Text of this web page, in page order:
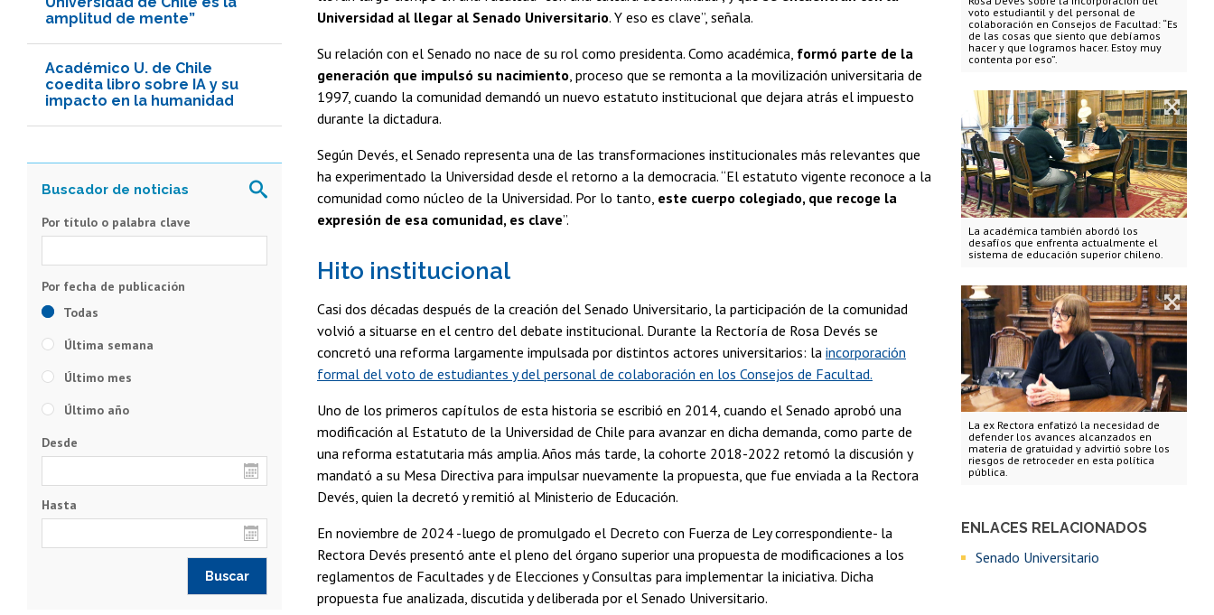
amplitud de mente”
Académico U. de Chile
coedita libro sobre IA y su
impacto en la humanidad
voto estudiantil y del personal de
colaboración en Consejos de Facultad: “Es
de las cosas que siento que debíamos
hacer y que logramos hacer. Estoy muy
contenta por eso”.
La académica también abordó los
desafíos que enfrenta actualmente el
sistema de educación superior chileno.
La ex Rectora enfatizó la necesidad de
defender los avances alcanzados en
materia de gratuidad y advirtió sobre los
riesgos de retroceder en esta política
pública.
ENLACES RELACIONADOS
Senado Universitario
Universidad al llegar al Senado Universitario. Y eso es clave”, señala.
Su relación con el Senado no nace de su rol como presidenta. Como académica, formó parte de la
generación que impulsó su nacimiento , proceso que se remonta a la movilización universitaria de
1997, cuando la comunidad demandó un nuevo estatuto institucional que dejara atrás el impuesto
durante la dictadura.
Según Devés, el Senado representa una de las transformaciones institucionales más relevantes que
ha experimentado la Universidad desde el retorno a la democracia. “El estatuto vigente reconoce a la
comunidad como núcleo de la Universidad. Por lo tanto, este cuerpo colegiado, que recoge la
expresión de esa comunidad, es clave”.
Hito institucional
Casi dos décadas después de la creación del Senado Universitario, la participación de la comunidad
volvió a situarse en el centro del debate institucional. Durante la Rectoría de Rosa Devés se
concretó una reforma largamente impulsada por distintos actores universitarios: la incorporación
formal del voto de estudiantes y del personal de colaboración en los Consejos de Facultad.
Uno de los primeros capítulos de esta historia se escribió en 2014, cuando el Senado aprobó una
modificación al Estatuto de la Universidad de Chile para avanzar en dicha demanda, como parte de
una reforma estatutaria más amplia. Años más tarde, la cohorte 2018-2022 retomó la discusión y
mandató a su Mesa Directiva para impulsar nuevamente la propuesta, que fue enviada a la Rectora
Devés, quien la decretó y remitió al Ministerio de Educación.
En noviembre de 2024 -luego de promulgado el Decreto con Fuerza de Ley correspondiente- la
Rectora Devés presentó ante el pleno del órgano superior una propuesta de modificaciones a los
reglamentos de Facultades y de Elecciones y Consultas para implementar la iniciativa. Dicha
propuesta fue analizada, discutida y deliberada por el Senado Universitario.
Por título o palabra clave
Todas
Última semana
Último mes
Último año
Desde
Hasta